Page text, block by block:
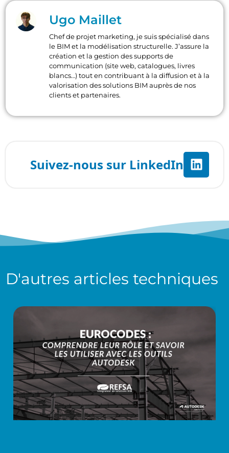
Ugo Maillet
Chef de projet marketing, je suis spécialisé dans
le BIM et la modélisation structurelle. J’assure la
création et la gestion des supports de
communication (site web, catalogues, livres
blancs…) tout en contribuant à la diffusion et à la
valorisation des solutions BIM auprès de nos
clients et partenaires.
D'autres articles techniques